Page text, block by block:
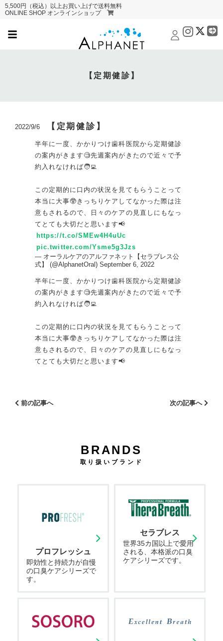
5,500円（税込）以上お買い上げで送料無料
ONLINE SHOP オンラインショップ
【定期健診】
2022/9/6 【定期健診】
半年に一度、かかりつけ歯科医院から定期健診
の案内がきます🧐先週案内がきたので近々で予
約入れなければ🧑‍💻
この定期的に口内の状況を見てもらうことって
本当に大事🥸きっちりケアしてなかった際は注
意もされるので、日々のケアの見直しにもなっ
てとても大切だと思います📢
https://t.co/SMEw4H4uUc
pic.twitter.com/Ysme5g3Jzs
— オーラルケアのアルファネット【セラブレス公
式】 (@AlphanetOral) September 6, 2022
半年に一度、かかりつけ歯科医院から定期健診
の案内がきます🧐先週案内がきたので近々で予
約入れなければ🧑‍💻
この定期的に口内の状況を見てもらうことって
本当に大事🥸きっちりケアしてなかった際は注
意もされるので、日々のケアの見直しにもなっ
てとても大切だと思います📢
前の記事へ 次の記事へ
BRANDS
取り扱いブランド
プロフレッシュ
即効性と持続力が自慢
の口臭ケアシリーズで
す。
セラブレス
世界35カ国以上で愛用
される、本格派の口臭
ケアシリーズです。